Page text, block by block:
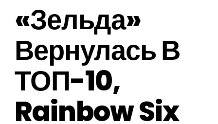
«Зельда»
Вернулась В
ТОП-10,
Rainbow Six